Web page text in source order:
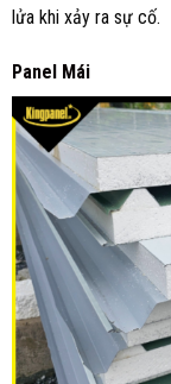
lửa khi xảy ra sự cố.
Panel Mái